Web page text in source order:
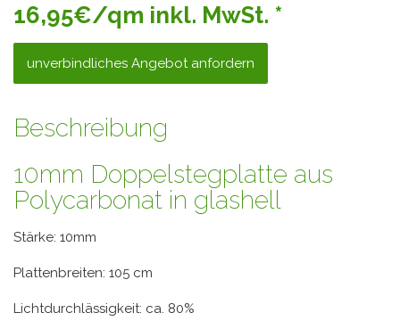
16,95€/qm inkl. MwSt. *
unverbindliches Angebot anfordern
Beschreibung
10mm Doppelstegplatte aus
Polycarbonat in glashell
Stärke: 10mm
Plattenbreiten: 105 cm
Lichtdurchlässigkeit: ca. 80%